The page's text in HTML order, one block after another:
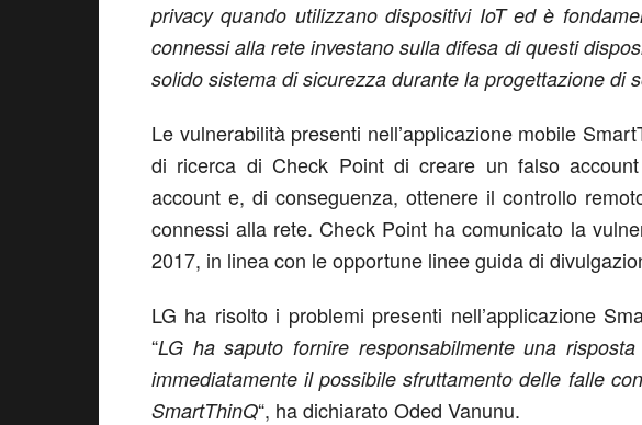
privacy quando utilizzano dispositivi IoT ed è
connessi alla rete investano sulla difesa di questi
solido sistema di sicurezza durante la progettazione di
Le vulnerabilità presenti nell’applicazione mobile
di ricerca di Check Point di creare un falso
account e, di conseguenza, ottenere il controllo
connessi alla rete. Check Point ha comunicato la
2017, in linea con le opportune linee guida di
LG ha risolto i problemi presenti nell’applicazione
“LG ha saputo fornire responsabilmente una
immediatamente il possibile sfruttamento delle falle
SmartThinQ“, ha dichiarato Oded Vanunu.